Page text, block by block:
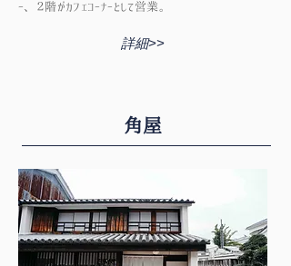
ー、２階がカフェコーナーとして営業。
詳細>>
角屋